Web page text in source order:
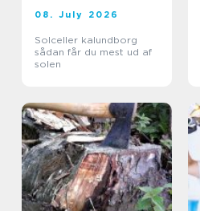
08. July 2026
Solceller kalundborg
sådan får du mest ud af
solen